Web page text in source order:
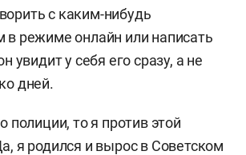
с каким-нибудь
в режиме онлайн или написать
увидит у себя его сразу, а не
дней.
полиции, то я против этой
я родился и вырос в Советском